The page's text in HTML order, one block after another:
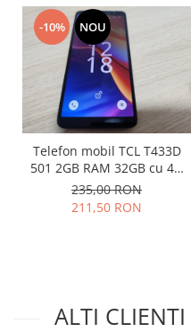
Placi de baza
Placa de baza Allview
Alcatel
Asus
Huawei
-10% NOU
Telefon mobil TCL T433D
501 2GB RAM 32GB cu 4G
impecabil
235,00 RON
211,50 RON
ALTI